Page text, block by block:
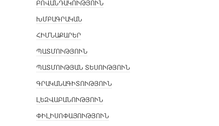
ԲՈՎԱՆԴԱԿՈՒԹՅՈՒՆ
ԽՄԲԱԳՐԱԿԱՆ
ՀԻՄՆԱՔԱՐԵՐ
ՊԱՏՄՈՒԹՅՈՒՆ
ՊԱՏՄՈՒԹՅԱՆ ՏԵՍՈՒԹՅՈՒՆ
ԳՐԱԿԱՆԱԳԻՏՈՒԹՅՈՒՆ
ԼԵԶՎԱԲԱՆՈՒԹՅՈՒՆ
ՓԻԼԻՍՈՓԱՅՈՒԹՅՈՒՆ